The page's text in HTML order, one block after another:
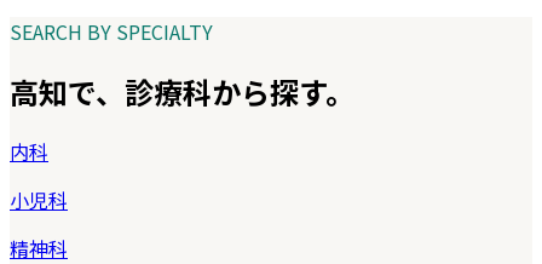
SEARCH BY SPECIALTY
高知で、診療科から探す。
内科
小児科
精神科